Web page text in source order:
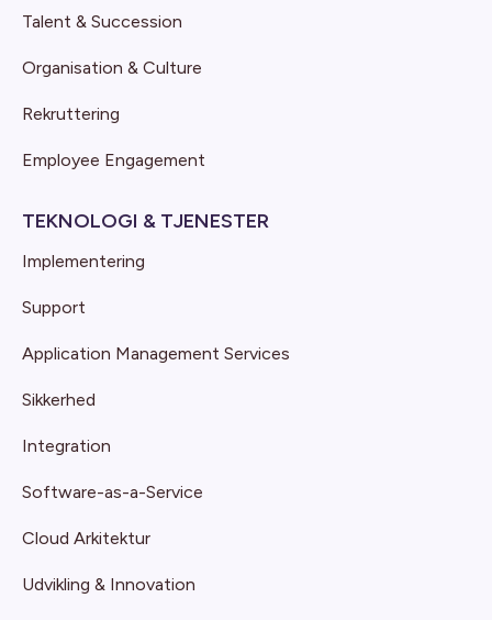
Talent & Succession
Organisation & Culture
Rekruttering
Employee Engagement
TEKNOLOGI & TJENESTER
Implementering
Support
Application Management Services
Sikkerhed
Integration
Software-as-a-Service
Cloud Arkitektur
Udvikling & Innovation